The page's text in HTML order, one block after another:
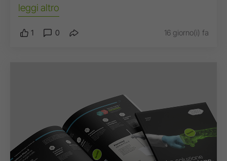
leggi altro
1 0 16 giorno(i) fa